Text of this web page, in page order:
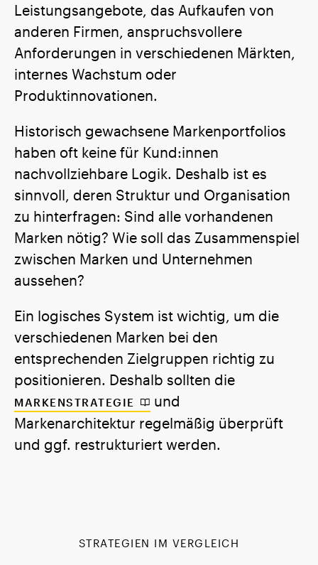
Leistungsangebote, das Aufkaufen von
anderen Firmen, anspruchsvollere
Anforderungen in verschiedenen Märkten,
internes Wachstum oder
Produktinnovationen.
Historisch gewachsene Markenportfolios
haben oft keine für Kund:innen
nachvollziehbare Logik. Deshalb ist es
sinnvoll, deren Struktur und Organisation
zu hinterfragen: Sind alle vorhandenen
Marken nötig? Wie soll das Zusammenspiel
zwischen Marken und Unternehmen
aussehen?
Ein logisches System ist wichtig, um die
verschiedenen Marken bei den
entsprechenden Zielgruppen richtig zu
positionieren. Deshalb sollten die
MARKENSTRATEGIE
und
Markenarchitektur regelmäßig überprüft
und ggf. restrukturiert werden.
STRATEGIEN IM VERGLEICH